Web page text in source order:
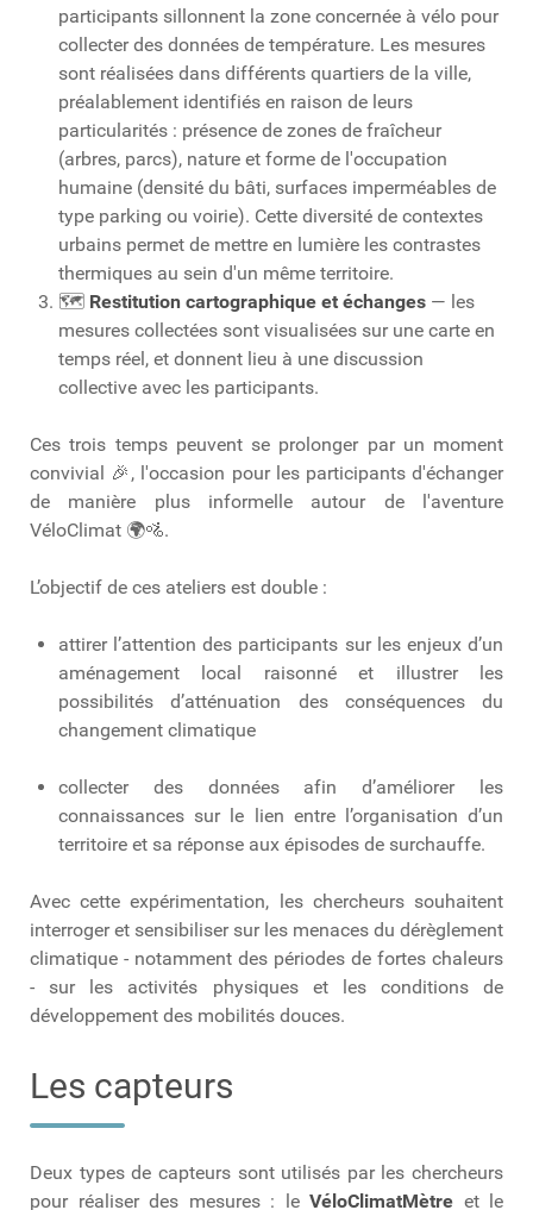
participants sillonnent la zone concernée à vélo pour
collecter des données de température. Les mesures
sont réalisées dans différents quartiers de la ville,
préalablement identifiés en raison de leurs
particularités : présence de zones de fraîcheur
(arbres, parcs), nature et forme de l'occupation
humaine (densité du bâti, surfaces imperméables de
type parking ou voirie). Cette diversité de contextes
urbains permet de mettre en lumière les contrastes
thermiques au sein d'un même territoire.
🗺️ Restitution cartographique et échanges — les
mesures collectées sont visualisées sur une carte en
temps réel, et donnent lieu à une discussion
collective avec les participants.
Ces trois temps peuvent se prolonger par un moment
convivial 🎉, l'occasion pour les participants d'échanger
de manière plus informelle autour de l'aventure
VéloClimat 🌍🚵.
L’objectif de ces ateliers est double :
attirer l’attention des participants sur les enjeux d’un
aménagement local raisonné et illustrer les
possibilités d’atténuation des conséquences du
changement climatique
collecter des données afin d’améliorer les
connaissances sur le lien entre l’organisation d’un
territoire et sa réponse aux épisodes de surchauffe.
Avec cette expérimentation, les chercheurs souhaitent
interroger et sensibiliser sur les menaces du dérèglement
climatique - notamment des périodes de fortes chaleurs
- sur les activités physiques et les conditions de
développement des mobilités douces.
Les capteurs
Deux types de capteurs sont utilisés par les chercheurs
pour réaliser des mesures : le VéloClimatMètre et le